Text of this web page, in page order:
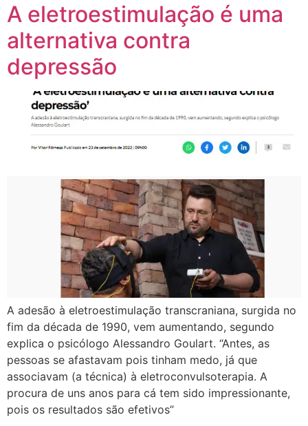
A eletroestimulação é uma
alternativa contra
depressão
A adesão à eletroestimulação transcraniana, surgida no
fim da década de 1990, vem aumentando, segundo
explica o psicólogo Alessandro Goulart. “Antes, as
pessoas se afastavam pois tinham medo, já que
associavam (a técnica) à eletroconvulsoterapia. A
procura de uns anos para cá tem sido impressionante,
pois os resultados são efetivos”